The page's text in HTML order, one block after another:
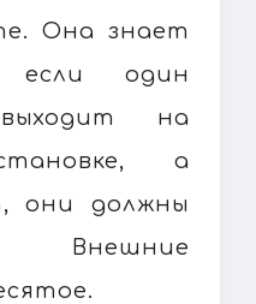
Она знает
если один
на
а
они должны
Внешние